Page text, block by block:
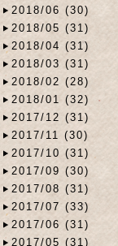
2018/06 (30)
2018/05 (31)
2018/04 (31)
2018/03 (31)
2018/02 (28)
2018/01 (32)
2017/12 (31)
2017/11 (30)
2017/10 (31)
2017/09 (30)
2017/08 (31)
2017/07 (33)
2017/06 (31)
2017/05 (31)